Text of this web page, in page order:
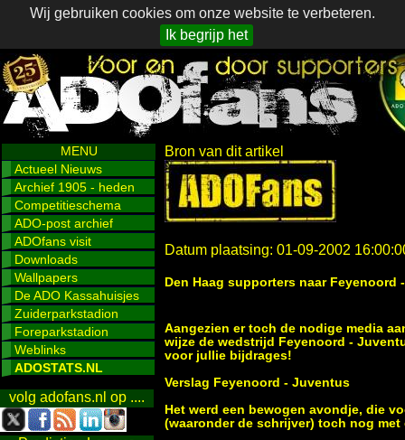
Wij gebruiken cookies om onze website te verbeteren.
Ik begrijp het
MENU
Actueel Nieuws
Archief 1905 - heden
Competitieschema
ADO-post archief
ADOfans visit
Downloads
Wallpapers
De ADO Kassahuisjes
Zuiderparkstadion
Foreparkstadion
Weblinks
ADOSTATS.NL
volg adofans.nl op ....
Bron van dit artikel
Datum plaatsing: 01-09-2002
Den Haag supporters naar Feyenoord
Aangezien er toch de nodige media
wijze de wedstrijd Feyenoord -
voor jullie bijdrages!
Verslag Feyenoord - Juventus
Het werd een bewogen avondje, die
(waaronder de schrijver) toch nog